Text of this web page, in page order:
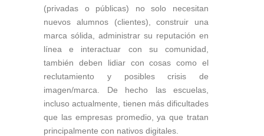
(privadas o públicas) no solo necesitan
nuevos alumnos (clientes), construir una
marca sólida, administrar su reputación en
línea e interactuar con su comunidad,
también deben lidiar con cosas como el
reclutamiento y posibles crisis de
imagen/marca. De hecho las escuelas,
incluso actualmente, tienen más dificultades
que las empresas promedio, ya que tratan
principalmente con nativos digitales.